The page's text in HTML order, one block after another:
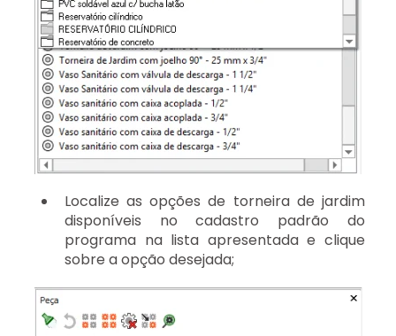
Localize as opções de torneira de jardim
disponíveis no cadastro padrão do
programa na lista apresentada e clique
sobre a opção desejada;